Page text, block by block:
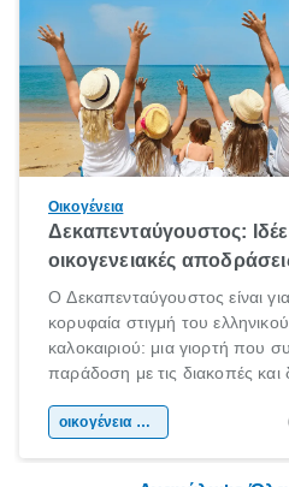
Οικογένεια
Δεκαπενταύγουστος:
οικογενειακές
Ο Δεκαπενταύγουστος είναι
κορυφαία στιγμή του ελληνικού
καλοκαιριού: μια γιορτή που
παράδοση με τις διακοπές και
χώρας. Είτε πρόκειται για
οικογένεια & παιδί